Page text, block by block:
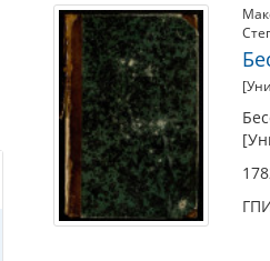
Язык
русской
(великорусской)
народности
(XV
середина
XVII